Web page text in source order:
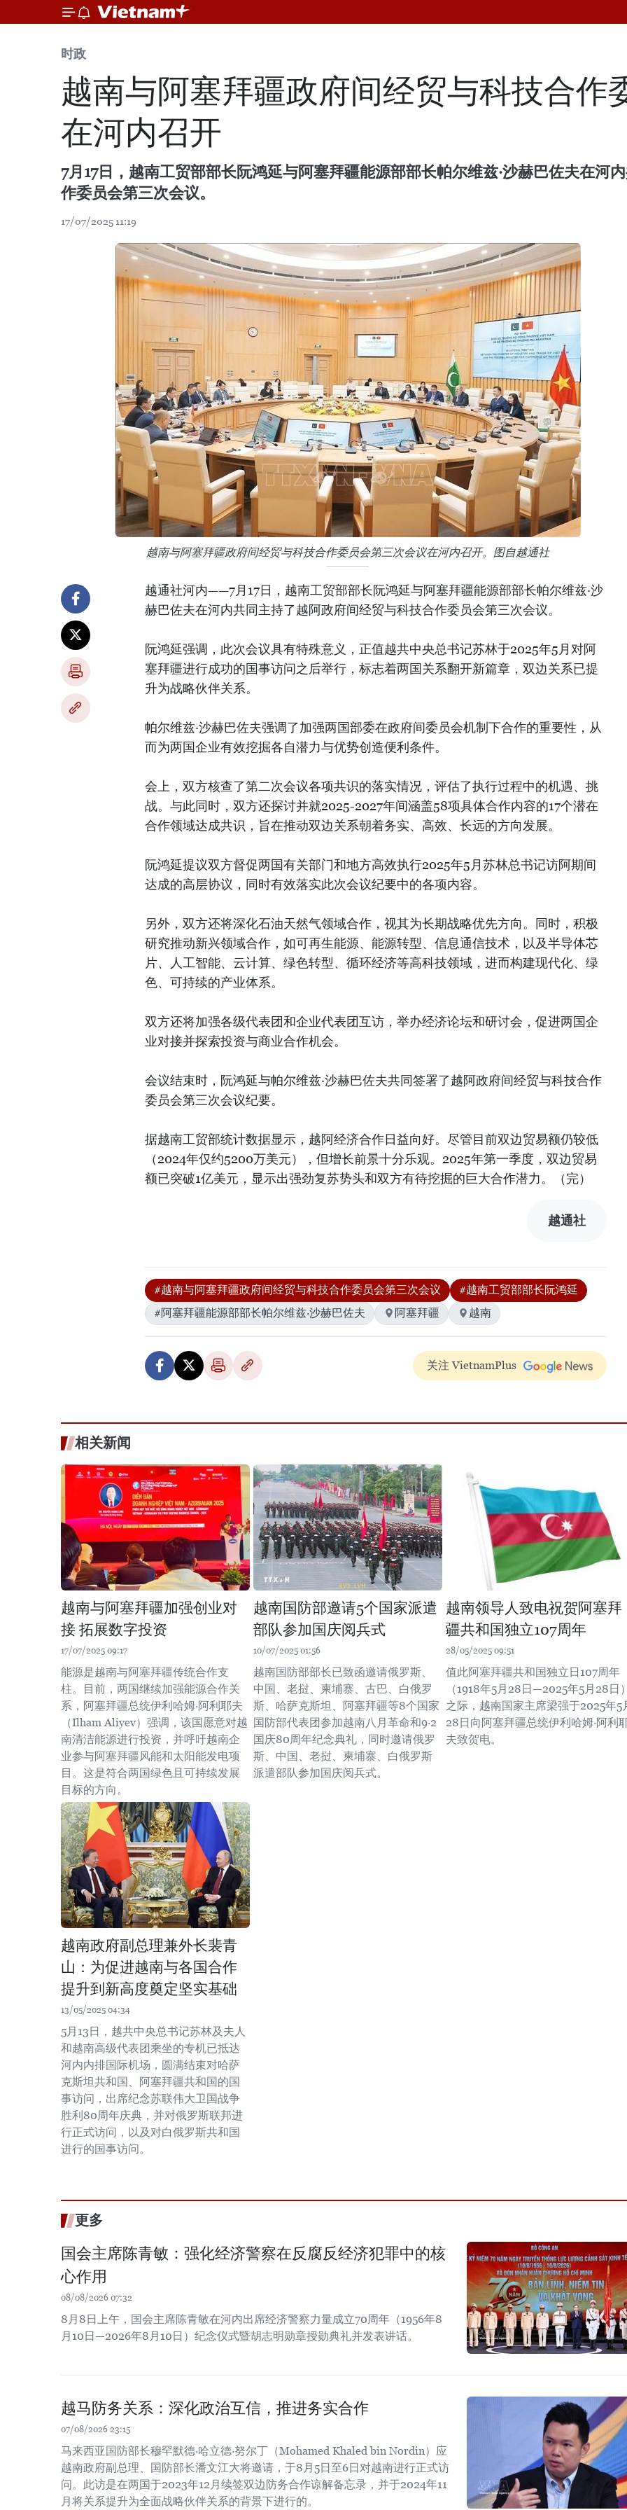
时政
越南与阿塞拜疆政府间经贸与科技合作
在河内召开
7月17日，越南工贸部部长阮鸿延与阿塞拜疆能源部部长帕尔维兹·沙赫巴佐夫在河
作委员会第三次会议。
17/07/2025 11:19
越南与阿塞拜疆政府间经贸与科技合作委员会第三次会议在河内召开。图自越通社
越通社河内——7月17日，越南工贸部部长阮鸿延与阿塞拜疆能源部部长帕尔维兹·沙
赫巴佐夫在河内共同主持了越阿政府间经贸与科技合作委员会第三次会议。
阮鸿延强调，此次会议具有特殊意义，正值越共中央总书记苏林于2025年5月对阿
塞拜疆进行成功的国事访问之后举行，标志着两国关系翻开新篇章，双边关系已提
升为战略伙伴关系。
帕尔维兹·沙赫巴佐夫强调了加强两国部委在政府间委员会机制下合作的重要性，从
而为两国企业有效挖掘各自潜力与优势创造便利条件。
会上，双方核查了第二次会议各项共识的落实情况，评估了执行过程中的机遇、挑
战。与此同时，双方还探讨并就2025-2027年间涵盖58项具体合作内容的17个潜在
合作领域达成共识，旨在推动双边关系朝着务实、高效、长远的方向发展。
阮鸿延提议双方督促两国有关部门和地方高效执行2025年5月苏林总书记访阿期间
达成的高层协议，同时有效落实此次会议纪要中的各项内容。
另外，双方还将深化石油天然气领域合作，视其为长期战略优先方向。同时，积极
研究推动新兴领域合作，如可再生能源、能源转型、信息通信技术，以及半导体芯
片、人工智能、云计算、绿色转型、循环经济等高科技领域，进而构建现代化、绿
色、可持续的产业体系。
双方还将加强各级代表团和企业代表团互访，举办经济论坛和研讨会，促进两国企
业对接并探索投资与商业合作机会。
会议结束时，阮鸿延与帕尔维兹·沙赫巴佐夫共同签署了越阿政府间经贸与科技合作
委员会第三次会议纪要。
据越南工贸部统计数据显示，越阿经济合作日益向好。尽管目前双边贸易额仍较低
（2024年仅约5200万美元），但增长前景十分乐观。2025年第一季度，双边贸易
额已突破1亿美元，显示出强劲复苏势头和双方有待挖掘的巨大合作潜力。（完）
越通社
#越南与阿塞拜疆政府间经贸与科技合作委员会第三次会议
#越南工贸部部长阮鸿延
#阿塞拜疆能源部部长帕尔维兹·沙赫巴佐夫
阿塞拜疆 越南
关注 VietnamPlus
相关新闻
越南与阿塞拜疆加强创业对
接 拓展数字投资
17/07/2025 09:17
能源是越南与阿塞拜疆传统合作支
柱。目前，两国继续加强能源合作关
系，阿塞拜疆总统伊利哈姆·阿利耶夫
（Ilham Aliyev）强调，该国愿意对越
南清洁能源进行投资，并呼吁越南企
业参与阿塞拜疆风能和太阳能发电项
目。这是符合两国绿色且可持续发展
目标的方向。
越南国防部邀请5个国家派遣
部队参加国庆阅兵式
10/07/2025 01:56
越南国防部部长已致函邀请俄罗斯、
中国、老挝、柬埔寨、古巴、白俄罗
斯、哈萨克斯坦、阿塞拜疆等8个国家
国防部代表团参加越南八月革命和9·2
国庆80周年纪念典礼，同时邀请俄罗
斯、中国、老挝、柬埔寨、白俄罗斯
派遣部队参加国庆阅兵式。
越南领导人致电祝贺阿塞拜
疆共和国独立107周年
28/05/2025 09:51
值此阿塞拜疆共和国独立日107周年
（1918年5月28日—2025年5月28日）
之际，越南国家主席梁强于2025年5
28日向阿塞拜疆总统伊利哈姆·阿利
夫致贺电。
越南政府副总理兼外长裴青
山：为促进越南与各国合作
提升到新高度奠定坚实基础
13/05/2025 04:34
5月13日，越共中央总书记苏林及夫人
和越南高级代表团乘坐的专机已抵达
河内内排国际机场，圆满结束对哈萨
克斯坦共和国、阿塞拜疆共和国的国
事访问，出席纪念苏联伟大卫国战争
胜利80周年庆典，并对俄罗斯联邦进
行正式访问，以及对白俄罗斯共和国
进行的国事访问。
更多
国会主席陈青敏：强化经济警察在反腐反经济犯罪中的核
心作用
08/08/2026 07:32
8月8日上午，国会主席陈青敏在河内出席经济警察力量成立70周年（1956年8
月10日—2026年8月10日）纪念仪式暨胡志明勋章授勋典礼并发表讲话。
越马防务关系：深化政治互信，推进务实合作
07/08/2026 23:15
马来西亚国防部长穆罕默德·哈立德·努尔丁（Mohamed Khaled bin Nordin）应
越南政府副总理、国防部长潘文江大将邀请，于8月5日至6日对越南进行正式访
问。此访是在两国于2023年12月续签双边防务合作谅解备忘录，并于2024年11
月将关系提升为全面战略伙伴关系的背景下进行的。